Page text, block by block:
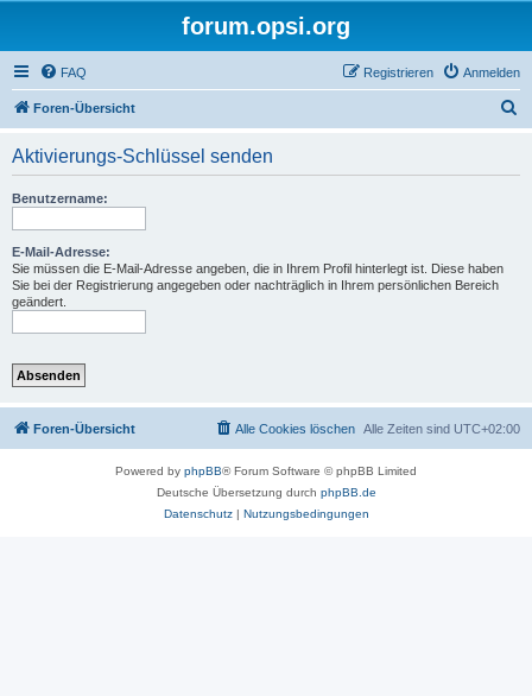
forum.opsi.org
FAQ Anmelden
Registrieren
Foren-Übersicht
Aktivierungs-Schlüssel senden
Benutzername:
E-Mail-Adresse:
Sie müssen die E-Mail-Adresse angeben, die in Ihrem Profil hinterlegt ist. Diese haben
Sie bei der Registrierung angegeben oder nachträglich in Ihrem persönlichen Bereich
geändert.
Foren-Übersicht Alle Zeiten sind UTC+02:00
Alle Cookies löschen
Powered by phpBB® Forum Software © phpBB Limited
Deutsche Übersetzung durch phpBB.de
Datenschutz| Nutzungsbedingungen